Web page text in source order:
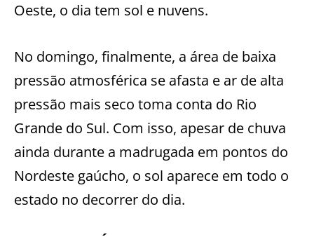
Oeste, o dia tem sol e nuvens.
No domingo, finalmente, a área de baixa
pressão atmosférica se afasta e ar de alta
pressão mais seco toma conta do Rio
Grande do Sul. Com isso, apesar de chuva
ainda durante a madrugada em pontos do
Nordeste gaúcho, o sol aparece em todo o
estado no decorrer do dia.